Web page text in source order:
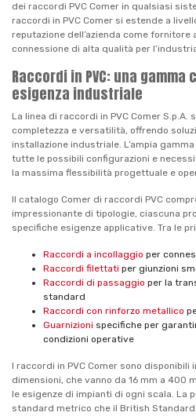
dei raccordi PVC Comer in qualsiasi
raccordi in PVC Comer si estende a
reputazione dell’azienda come fornitore
connessione di alta qualità per
Raccordi in PVC: una
esigenza industriale
La linea di raccordi in PVC Comer S.p.A.
completezza e versatilità, offrendo
installazione industriale. L’ampia
tutte le possibili configurazioni e
la massima flessibilità progettuale e
Il catalogo Comer di raccordi PVC
impressionante di tipologie, ciascuna
specifiche esigenze applicative. Tra le
Raccordi a incollaggio per
Raccordi filettati per giunzioni
Raccordi di passaggio per la
standard
Raccordi con rinforzo metallico
Guarnizioni specifiche per
condizioni operative
I raccordi in PVC Comer sono disponibili
dimensioni, che vanno da 16 mm a 400
le esigenze di impianti di ogni scala. La
standard metrico che il British Standard